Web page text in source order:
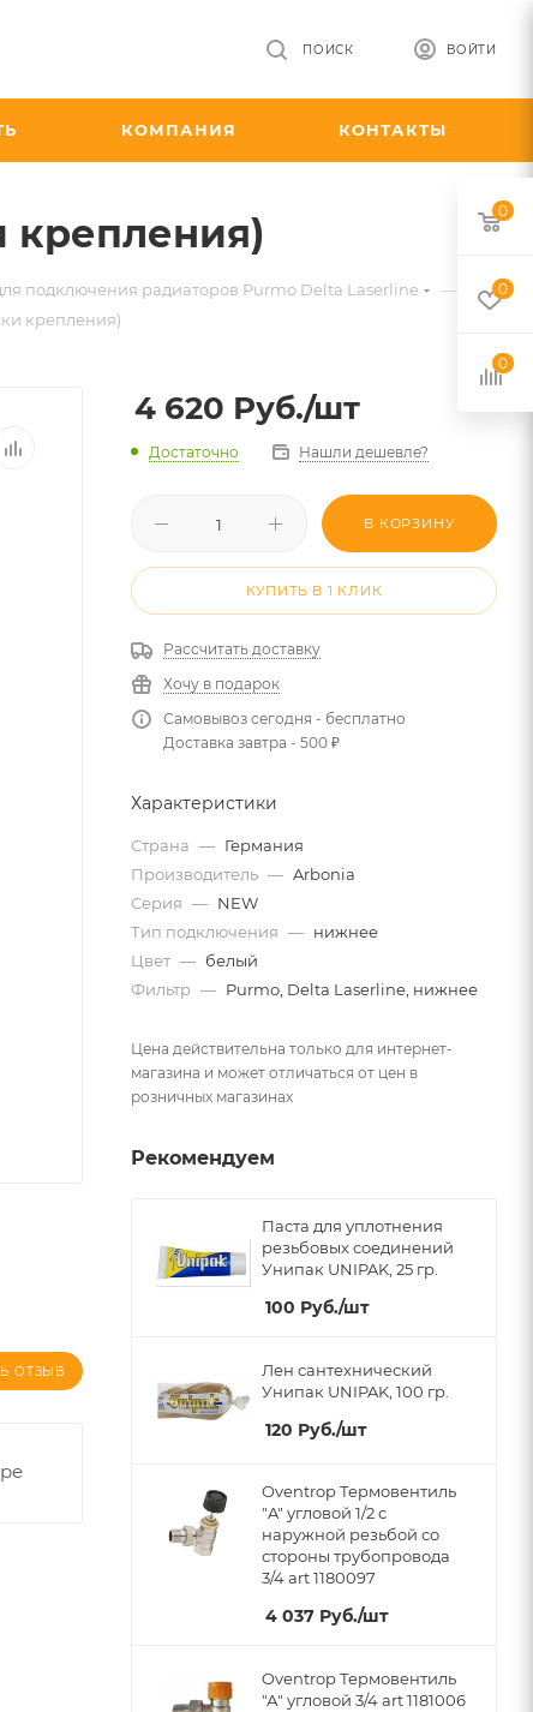
ВОЙТИ
ПОИСК
КОМПАНИЯ КОНТАКТЫ
крепления)
подключения радиаторов Purmo Delta Laserline —
крепления)
ОТЗЫВ
4 620 Руб./шт
Достаточно Нашли дешевле?
В КОРЗИНУ
КУПИТЬ В 1 КЛИК
Рассчитать доставку
Хочу в подарок
Самовывоз сегодня - бесплатно
Доставка завтра - 500 ₽
Характеристики
Страна — Германия
Производитель — Arbonia
Серия — NEW
Тип подключения — нижнее
Цвет — белый
Фильтр — Purmo, Delta Laserline, нижнее
Цена действительна только для интернет-
магазина и может отличаться от цен в
розничных магазинах
Рекомендуем
Паста для уплотнения
резьбовых соединений
Унипак UNIPAK, 25 гр.
100 Руб./шт
Лен сантехнический
Унипак UNIPAK, 100 гр.
120 Руб./шт
Oventrop Термовентиль
"A" угловой 1/2 с
наружной резьбой со
стороны трубопровода
3/4 art 1180097
4 037 Руб./шт
Oventrop Термовентиль
"А" угловой 3/4 art 1181006
0
0
0